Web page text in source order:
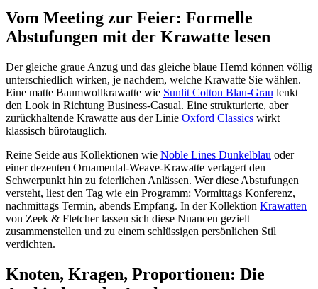
Vom Meeting zur Feier: Formelle
Abstufungen mit der Krawatte lesen
Der gleiche graue Anzug und das gleiche blaue Hemd können völlig
unterschiedlich wirken, je nachdem, welche Krawatte Sie wählen.
Eine matte Baumwollkrawatte wie Sunlit Cotton Blau-Grau lenkt
den Look in Richtung Business-Casual. Eine strukturierte, aber
zurückhaltende Krawatte aus der Linie Oxford Classics wirkt
klassisch bürotauglich.
Reine Seide aus Kollektionen wie Noble Lines Dunkelblau oder
einer dezenten Ornamental-Weave-Krawatte verlagert den
Schwerpunkt hin zu feierlichen Anlässen. Wer diese Abstufungen
versteht, liest den Tag wie ein Programm: Vormittags Konferenz,
nachmittags Termin, abends Empfang. In der Kollektion Krawatten
von Zeek & Fletcher lassen sich diese Nuancen gezielt
zusammenstellen und zu einem schlüssigen persönlichen Stil
verdichten.
Knoten, Kragen, Proportionen: Die